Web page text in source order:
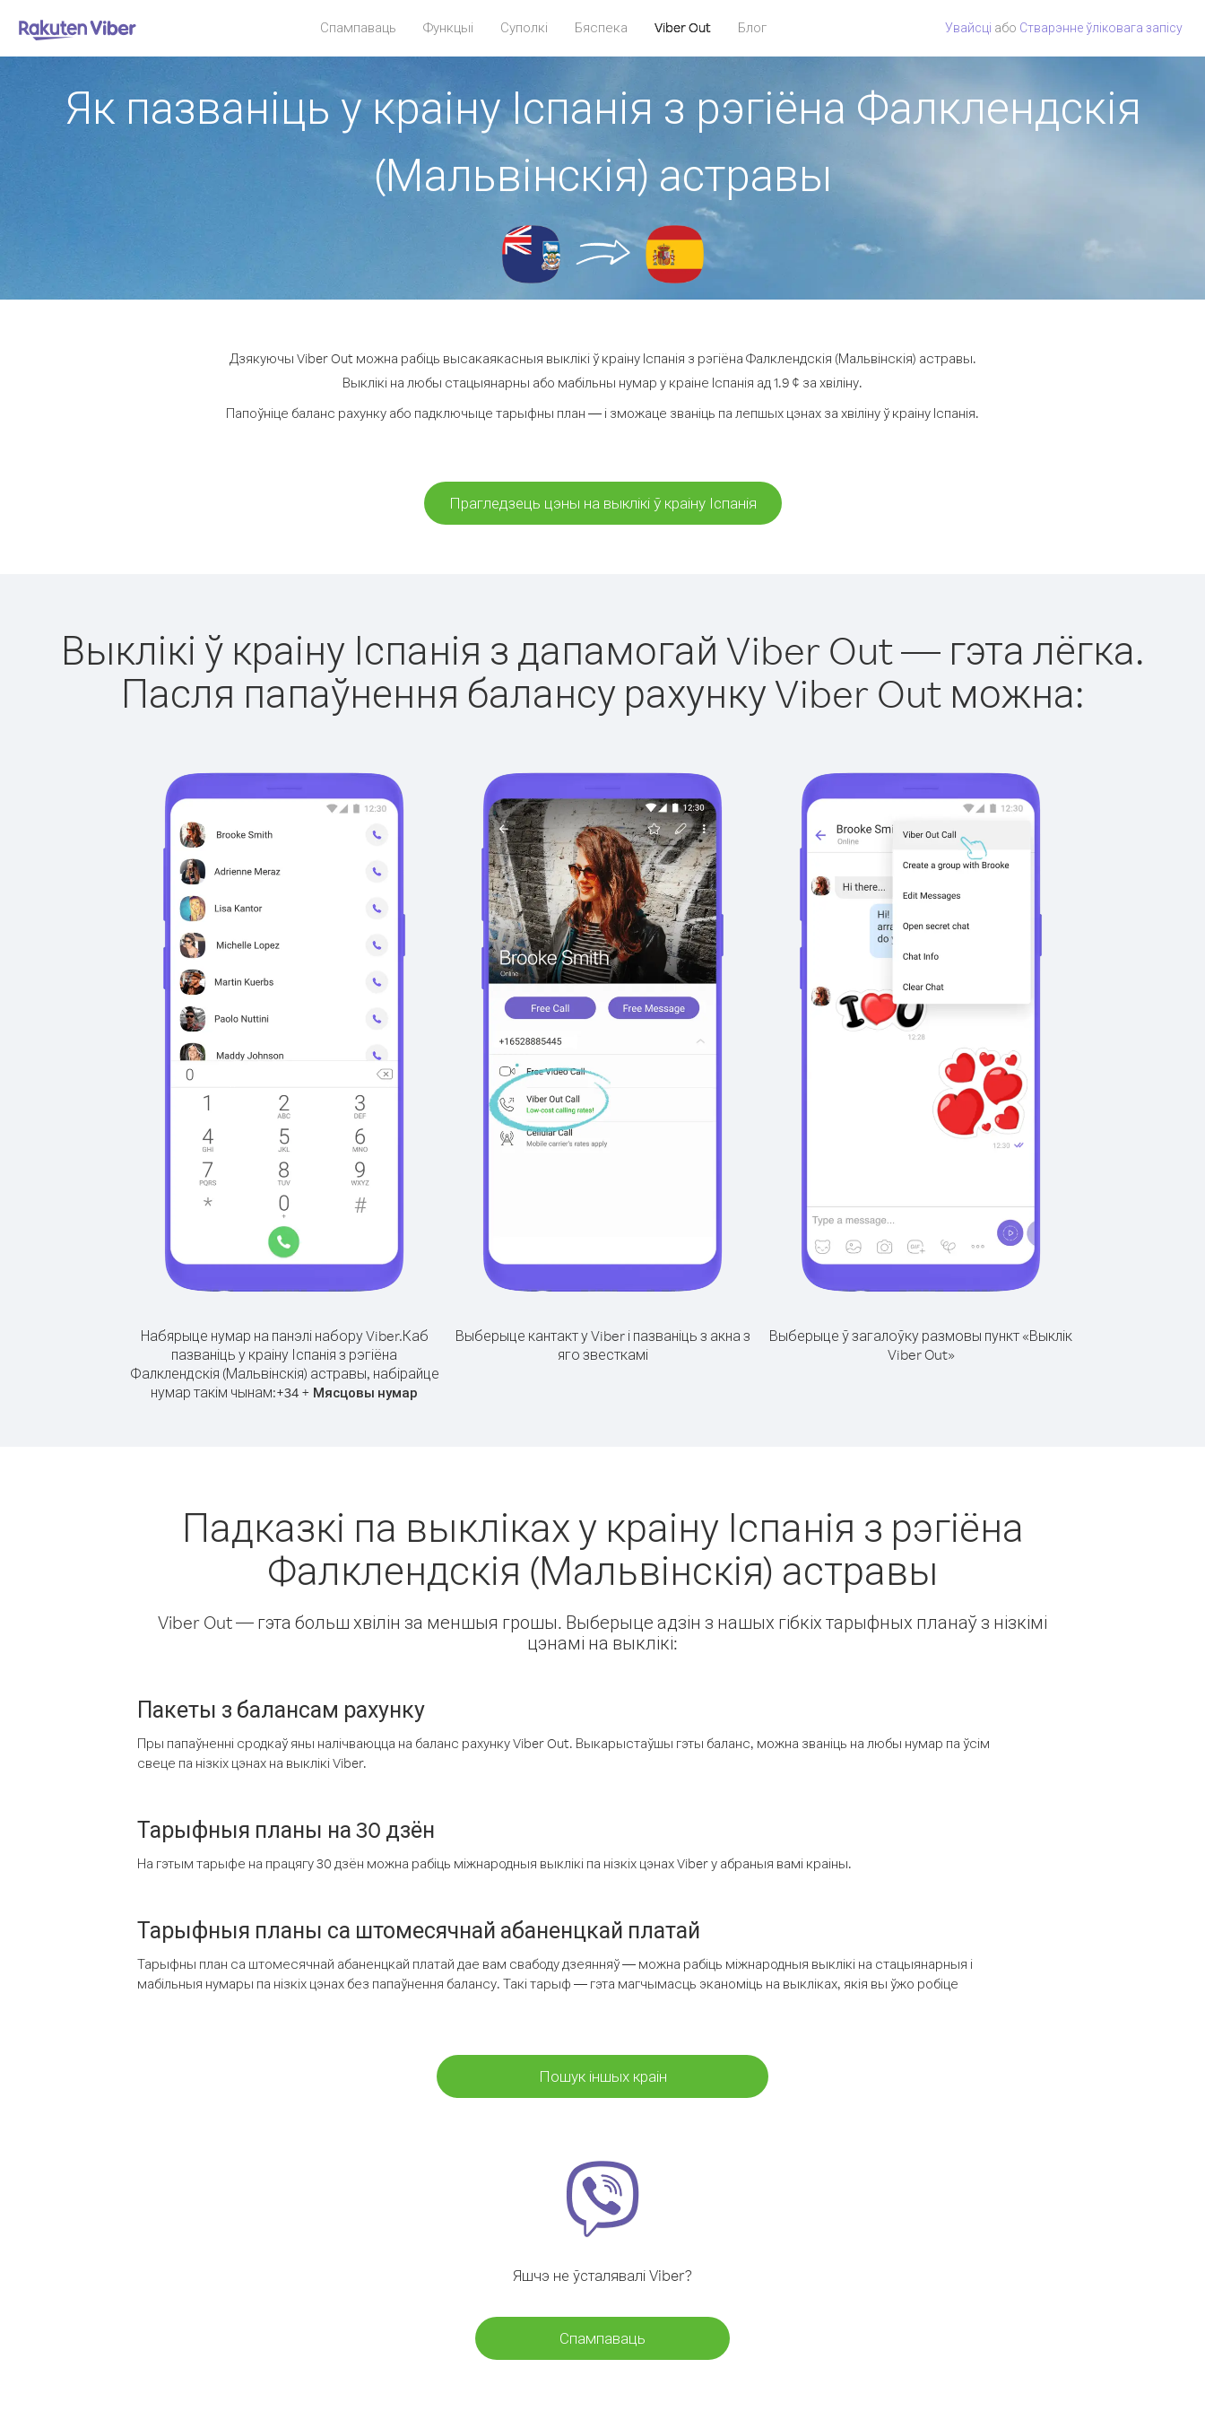
Спампаваць Функцыі Суполкі Бяспека Viber Out Блог Увайсці або Стварэнне ўліковага запісу
Як пазваніць у краіну Іспанія з рэгіёна Фалклендскія
(Мальвінскія) астравы
Дзякуючы Viber Out можна рабіць высакаякасныя выклікі ў краіну Іспанія з рэгіёна Фалклендскія (Мальвінскія) астравы.
Выклікі на любы стацыянарны або мабільны нумар у краіне Іспанія ад 1.9 ¢ за хвіліну.
Папоўніце баланс рахунку або падключыце тарыфны план — і зможаце званіць па лепшых цэнах за хвіліну ў краіну Іспанія.
Прагледзець цэны на выклікі ў краіну Іспанія
Выклікі ў краіну Іспанія з дапамогай Viber Out — гэта лёгка.
Пасля папаўнення балансу рахунку Viber Out можна:
Набярыце нумар на панэлі набору Viber.Каб
пазваніць у краіну Іспанія з рэгіёна
Фалклендскія (Мальвінскія) астравы, набірайце
нумар такім чынам:+34 + Мясцовы нумар
Выберыце кантакт у Viber і пазваніць з акна з
яго звесткамі
Выберыце ў загалоўку размовы пункт «Выклік
Viber Out»
Падказкі па выкліках у краіну Іспанія з рэгіёна
Фалклендскія (Мальвінскія) астравы
Viber Out — гэта больш хвілін за меншыя грошы. Выберыце адзін з нашых гібкіх тарыфных планаў з нізкімі
цэнамі на выклікі:
Пакеты з балансам рахунку
Пры папаўненні сродкаў яны налічваюцца на баланс рахунку Viber Out. Выкарыстаўшы гэты баланс, можна званіць на любы нумар па ўсім
свеце па нізкіх цэнах на выклікі Viber.
Тарыфныя планы на 30 дзён
На гэтым тарыфе на працягу 30 дзён можна рабіць міжнародныя выклікі па нізкіх цэнах Viber у абраныя вамі краіны.
Тарыфныя планы са штомесячнай абаненцкай платай
Тарыфны план са штомесячнай абаненцкай платай дае вам свабоду дзеянняў — можна рабіць міжнародныя выклікі на стацыянарныя і
мабільныя нумары па нізкіх цэнах без папаўнення балансу. Такі тарыф — гэта магчымасць эканоміць на выкліках, якія вы ўжо робіце
Пошук іншых краін
Яшчэ не ўсталявалі Viber?
Спампаваць